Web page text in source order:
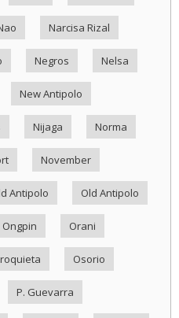
Narcisa Rizal
Negros Nelsa
New Antipolo
Nijaga Norma
November
Antipolo Old Antipolo
Ongpin Orani
Osorio
P. Guevarra